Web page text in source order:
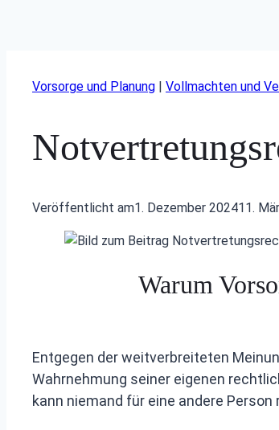
Vorsorge und Planung Vollmachten und
Veröffentlicht am1. Dezember 202411.
Warum
Entgegen der weitverbreiteten
Wahrnehmung seiner eigenen
kann niemand für eine andere